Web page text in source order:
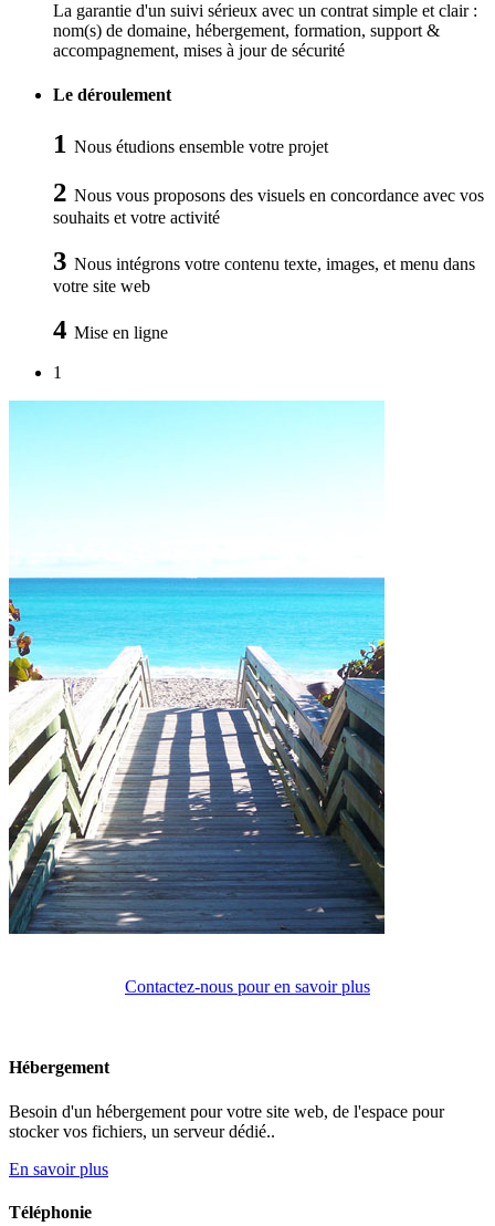
La garantie d'un suivi sérieux avec un contrat simple et clair :
nom(s) de domaine, hébergement, formation, support &
accompagnement, mises à jour de sécurité
Le déroulement
1 Nous étudions ensemble votre projet
2 Nous vous proposons des visuels en concordance avec vos
souhaits et votre activité
3 Nous intégrons votre contenu texte, images, et menu dans
votre site web
4 Mise en ligne
1
Contactez-nous pour en savoir plus
Hébergement
Besoin d'un hébergement pour votre site web, de l'espace pour
stocker vos fichiers, un serveur dédié..
En savoir plus
Téléphonie